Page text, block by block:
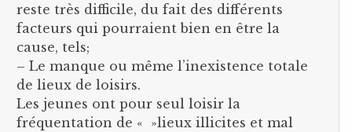
reste très difficile, du fait des différents
facteurs qui pourraient bien en être la
cause, tels;
– Le manque ou même l’inexistence totale
de lieux de loisirs.
Les jeunes ont pour seul loisir la
fréquentation de « »lieux illicites et mal